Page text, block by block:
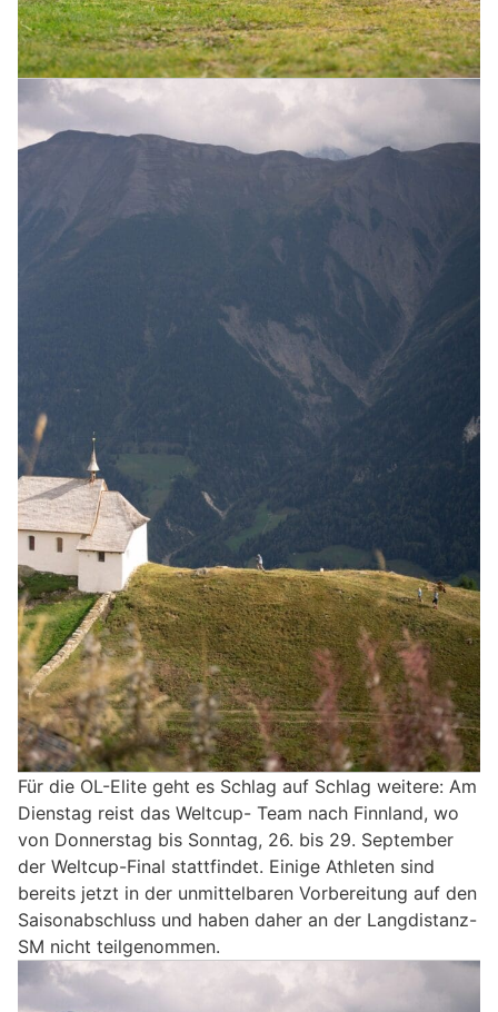
Für die OL-Elite geht es Schlag auf Schlag weitere: Am
Dienstag reist das Weltcup- Team nach Finnland, wo
von Donnerstag bis Sonntag, 26. bis 29. September
der Weltcup-Final stattfindet. Einige Athleten sind
bereits jetzt in der unmittelbaren Vorbereitung auf den
Saisonabschluss und haben daher an der Langdistanz-
SM nicht teilgenommen.